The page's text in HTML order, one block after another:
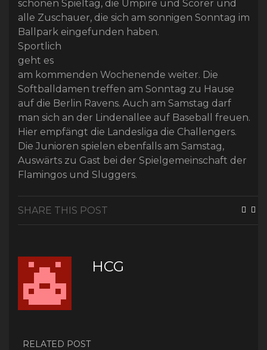
schönen Spieltag, die Umpire und Scorer und
alle Zuschauer, die sich am sonnigen Sonntag im
Ballpark eingefunden haben.
Sportlich
geht es
am kommenden Wochenende weiter. Die
Softballdamen treffen am Sonntag zu Hause
auf die Berlin Ravens. Auch am Samstag darf
man sich an der Lindenallee auf Baseball freuen.
Hier empfängt die Landesliga die Challengers.
Die Junioren spielen ebenfalls am Samstag,
Auswärts zu Gast bei der Spielgemeinschaft der
Flamingos und Sluggers.
SHARE THIS POST
HCG
RELATED POST